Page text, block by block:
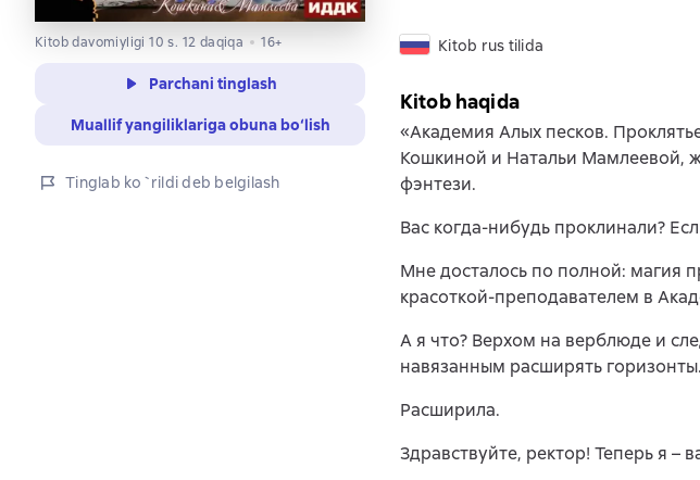
Kitob davomiyligi 10 s. 12 daqiqa 16+
Parchani tinglash
Muallif yangiliklariga obuna bo‘lish
Tinglab ko`rildi deb belgilash
Kitob rus tilida
Kitob haqida
«Академия Алых песков.
Кошкиной и Натальи Мамлеевой,
фэнтези.
Вас когда-нибудь проклинали?
Мне досталось по полной: магия
красоткой-преподавателем в
А я что? Верхом на верблюде и
навязанным расширять горизонты.
Расширила.
Здравствуйте, ректор! Теперь я –